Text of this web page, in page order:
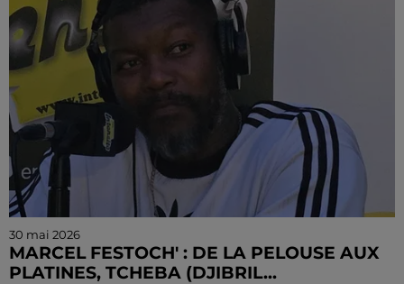
30 mai 2026
MARCEL FESTOCH' : DE LA PELOUSE AUX
PLATINES, TCHEBA (DJIBRIL...